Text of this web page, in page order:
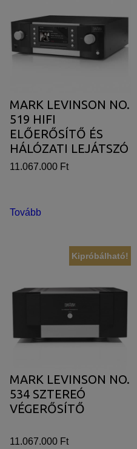
MARK LEVINSON NO.
519 HIFI
ELŐERŐSÍTŐ ÉS
HÁLÓZATI LEJÁTSZÓ
11.067.000 Ft
Tovább
Kipróbálható!
MARK LEVINSON NO.
534 SZTEREÓ
VÉGERŐSÍTŐ
11.067.000 Ft